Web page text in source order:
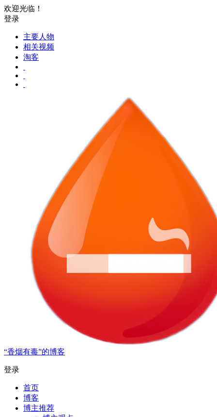
欢迎光临！
登录
主要人物
相关视频
淘客
“香烟有毒”的博客
登录
首页
博客
博主推荐